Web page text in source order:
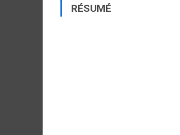
RÉSUMÉ